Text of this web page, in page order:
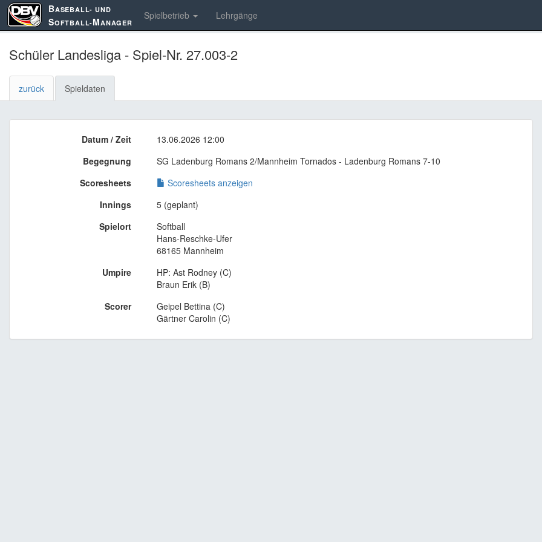
BASEBALL- UND
SOFTBALL-MANAGER
Spielbetrieb Lehrgänge
Schüler Landesliga - Spiel-Nr. 27.003-2
zurück Spieldaten
Datum / Zeit
13.06.2026 12:00
Begegnung
SG Ladenburg Romans 2/Mannheim Tornados - Ladenburg Romans 7-10
Scoresheets
Scoresheets anzeigen
Innings
5 (geplant)
Spielort
Softball
Hans-Reschke-Ufer
68165 Mannheim
Umpire
HP: Ast Rodney (C)
Braun Erik (B)
Scorer
Geipel Bettina (C)
Gärtner Carolin (C)